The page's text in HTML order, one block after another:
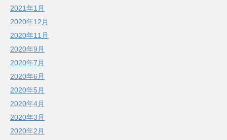
2021年1月
2020年12月
2020年11月
2020年9月
2020年7月
2020年6月
2020年5月
2020年4月
2020年3月
2020年2月